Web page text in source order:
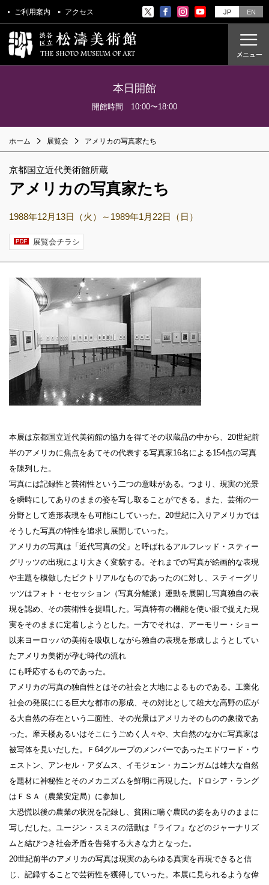
ご利用案内 アクセス JP EN
開催中の展覧会
これからの展覧会
過去の展覧会
これからのイベント
美術教室
設計者 白井晟一
建設計画から開館まで
美術館概要
事業記録
本日開館
開館時間 10:00〜18:00
ホーム 展覧会 アメリカの写真家たち
京都国立近代美術館所蔵
アメリカの写真家たち
1988年12月13日（火）～1989年1月22日（日）
展覧会チラシ
本展は京都国立近代美術館の協力を得てその収蔵品の中から、20世紀前
半のアメリカに焦点をあてその代表する写真家16名による154点の写真
を陳列した。
写真には記録性と芸術性という二つの意味がある。つまり、現実の光景
を瞬時にしてありのままの姿を写し取ることができる。また、芸術の一
分野として造形表現をも可能にしていった。20世紀に入りアメリカでは
そうした写真の特性を追求し展開していった。
アメリカの写真は「近代写真の父」と呼ばれるアルフレッド・スティー
グリッツの出現により大きく変貌する。それまでの写真が絵画的な表現
や主題を模倣したピクトリアルなものであったのに対し、スティーグリ
ッツはフォト・セセッション（写真分離派）運動を展開し写真独自の表
現を認め、その芸術性を提唱した。写真特有の機能を使い眼で捉えた現
実をそのままに定着しようとした。一方でそれは、アーモリー・ショー
以来ヨーロッパの美術を吸収しながら独自の表現を形成しようとしてい
たアメリカ美術が孕む時代の流れ
にも呼応するものであった。
アメリカの写真の独自性とはその社会と大地によるものである。工業化
社会の発展ににる巨大な都市の形成、その対比として雄大な高野の広が
る大自然の存在という二面性、その光景はアメリカそのものの象徴であ
った。摩天楼あるいはそこにうごめく人々や、大自然のなかに写真家は
被写体を見いだした。Ｆ64グループのメンバーであったエドワード・ウ
ェストン、アンセル・アダムス、イモジェン・カニンガムは雄大な自然
を題材に神秘性とそのメカニズムを鮮明に再現した。ドロシア・ラング
はＦＳＡ（農業安定局）に参加し
大恐慌以後の農業の状況を記録し、貧困に喘ぐ農民の姿をありのままに
写しだした。ユージン・スミスの活動は『ライフ』などのジャーナリズ
ムと結びつき社会矛盾を告発する大きな力となった。
20世紀前半のアメリカの写真は現実のあらゆる真実を再現できると信
じ、記録することで芸術性を獲得していった。本展に見られるような偉